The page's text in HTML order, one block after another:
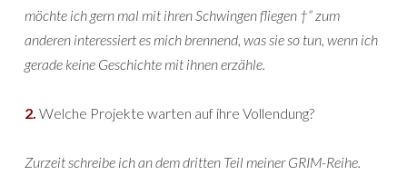
möchte ich gern mal mit ihren Schwingen fliegen †“ zum
anderen interessiert es mich brennend, was sie so tun, wenn ich
gerade keine Geschichte mit ihnen erzähle.
2. Welche Projekte warten auf ihre Vollendung?
Zurzeit schreibe ich an dem dritten Teil meiner GRIM-Reihe.